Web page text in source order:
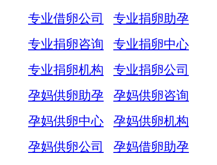
专业借卵公司
专业捐卵助孕
专业捐卵咨询
专业捐卵中心
专业捐卵机构
专业捐卵公司
孕妈供卵助孕
孕妈供卵咨询
孕妈供卵中心
孕妈供卵机构
孕妈供卵公司
孕妈借卵助孕